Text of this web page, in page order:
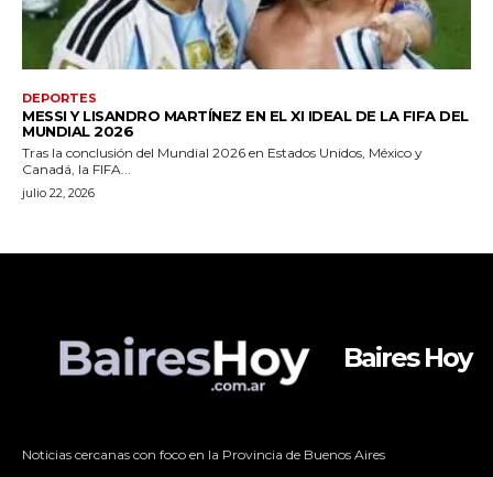
Baires Hoy
Noticias cercanas con foco en la Provincia de Buenos Aires